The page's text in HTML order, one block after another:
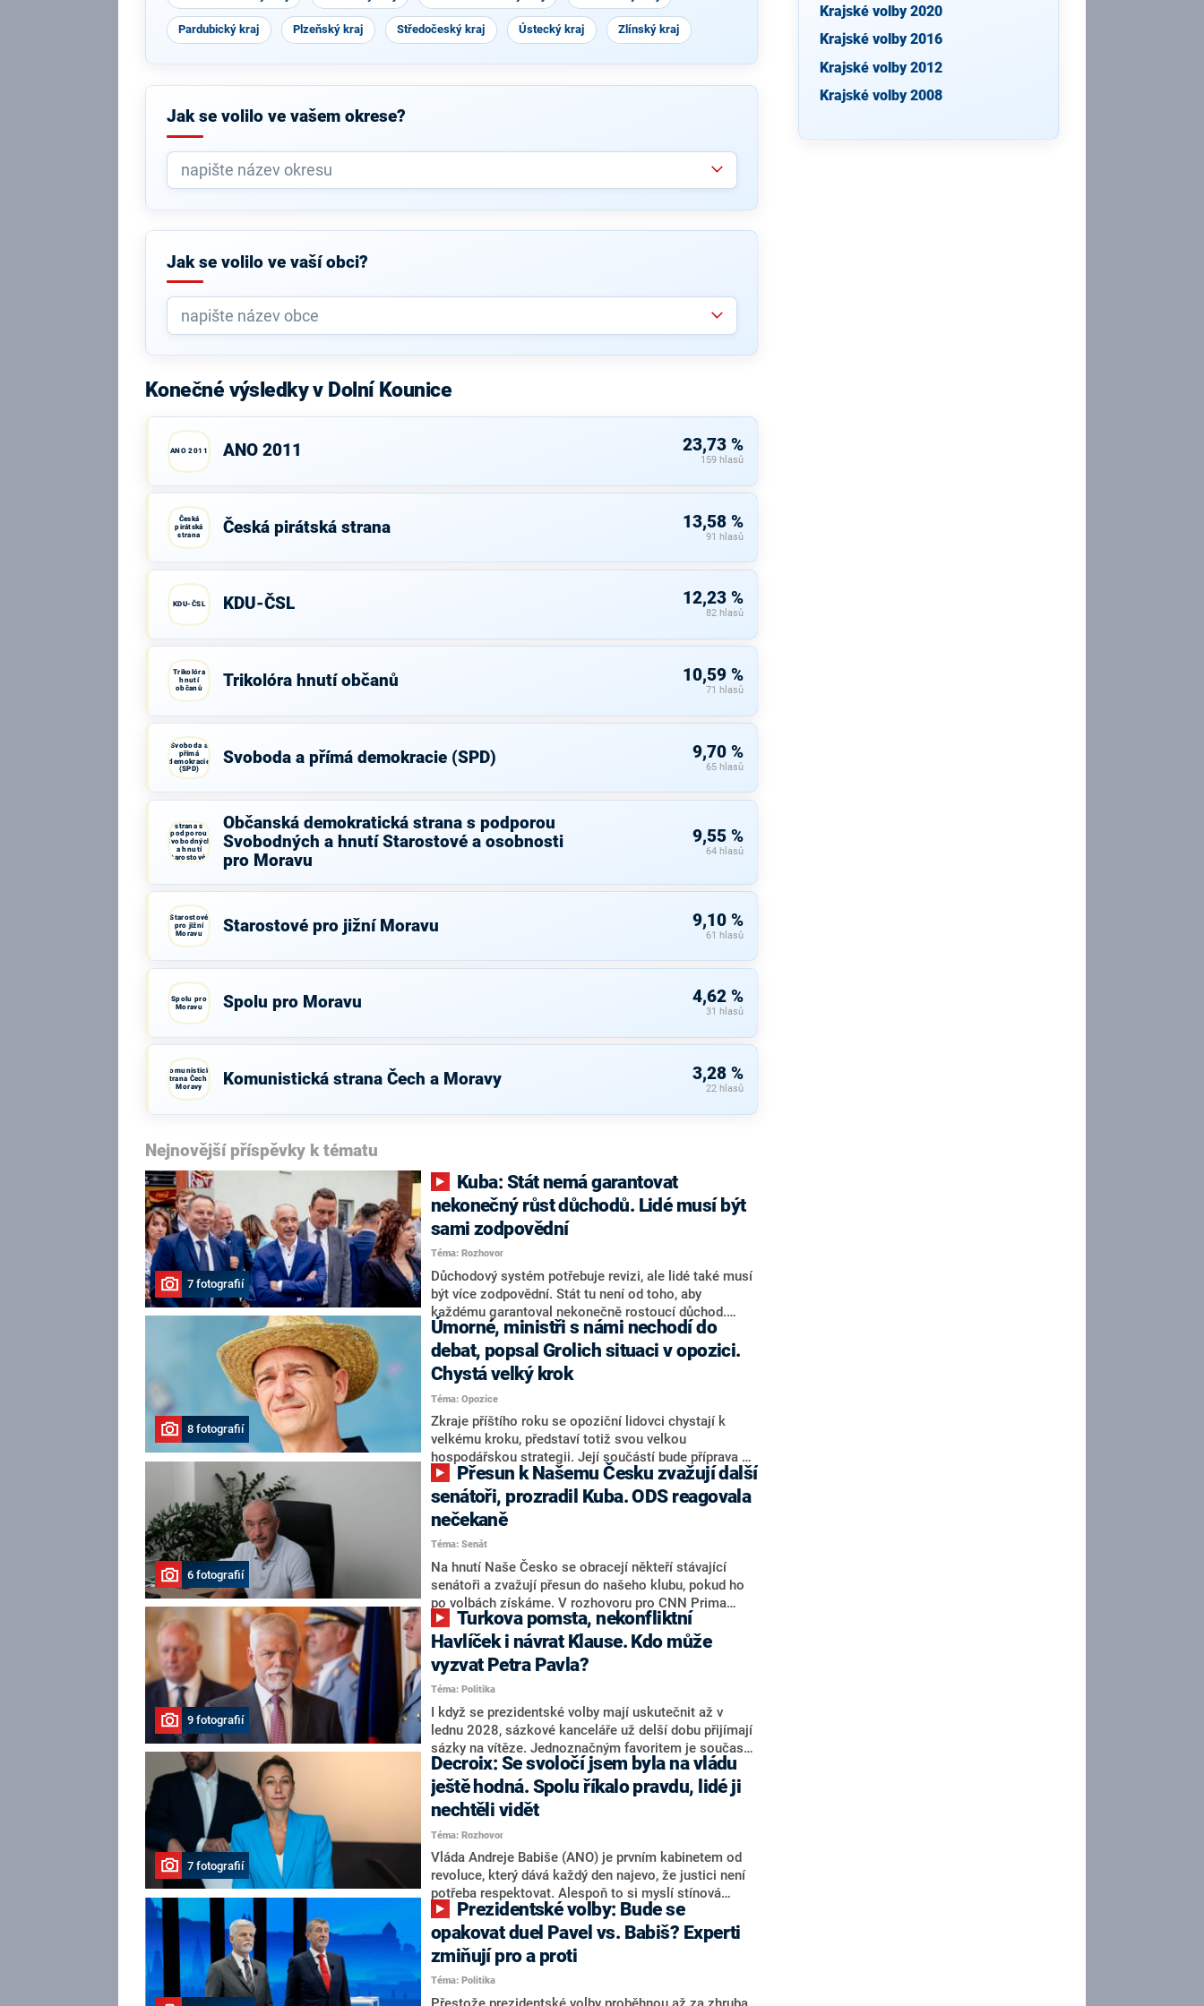
Pardubický kraj Plzeňský kraj Středočeský kraj Ústecký kraj Zlínský kraj
Jak se volilo ve vašem okrese?
Jak se volilo ve vaší obci?
Konečné výsledky v Dolní Kounice
ANO 2011 ANO 2011 23,73 %
159 hlasů
Česká
pirátská
strana
Česká pirátská strana 13,58 %
91 hlasů
KDU-ČSL KDU-ČSL 12,23 %
82 hlasů
Trikolóra
hnutí
občanů
Trikolóra hnutí občanů 10,59 %
71 hlasů
Svoboda a
přímá
demokracie
(SPD)
Svoboda a přímá demokracie (SPD) 9,70 %
65 hlasů
strana s
podporou
Svobodných
a hnutí
Starostové a
osobnosti
Občanská demokratická strana s podporou
Svobodných a hnutí Starostové a osobnosti
pro Moravu
9,55 %
64 hlasů
Starostové
pro jižní
Moravu
Starostové pro jižní Moravu 9,10 %
61 hlasů
Spolu pro
Moravu
Spolu pro Moravu 4,62 %
31 hlasů
Komunistická
strana Čech a
Moravy
Komunistická strana Čech a Moravy 3,28 %
22 hlasů
Nejnovější příspěvky k tématu
7 fotografií
nekonečný růst důchodů. Lidé musí být
sami zodpovědní
Téma: Rozhovor
Důchodový systém potřebuje revizi, ale lidé také musí
být více zodpovědní. Stát tu není od toho, aby
každému garantoval nekonečně rostoucí důchod.
Chybí tu nový systém a my ho představíme,řekl
hejtman Jihočeského kraje a předseda hnutí Naše
Česko Martin Kuba v rozhovoru pro CNN Prima NEWS.
V čele státu pak podle něj nemůže být člověk, který by
střetem zájmů omezoval čerpání financí a rozvoj,
dodal. Řešení u Andreje Babiše ale hodnotit nechtěl.
8 fotografií
Úmorné, ministři s námi nechodí do
debat, popsal Grolich situaci v opozici.
Chystá velký krok
Téma: Opozice
Zkraje příštího roku se opoziční lidovci chystají k
velkému kroku, představí totiž svou velkou
hospodářskou strategii. Její součástí bude příprava na
stárnutí populace, řekl ve středu na setkání s novináři
nový předseda lidovců Jan Grolich. Ten zároveň v
senátních volbách kandiduje ve Vyškově. Popsal i
aktivitu opozice, o níž vládní strany nebo političtí
komentátoři mluví jako o slabé a v defenzivě. „Je to
úmorná práce upozorňovat na chyby vlády. Ministři s
námi navíc nechodí do debat. Chceme ale ukazovat
svoje témata,“ odpověděl Grolich na dotaz CNN Prima
NEWS.
6 fotografií
senátoři, prozradil Kuba. ODS reagovala
nečekaně
Téma: Senát
Na hnutí Naše Česko se obracejí někteří stávající
senátoři a zvažují přesun do našeho klubu, pokud ho
po volbách získáme. V rozhovoru pro CNN Prima
NEWS to řekl zakladatel hnutí a jihočeský hejtman
Martin Kuba. Konkrétní nebyl, ale získat by takto mohl
například senátora Zdeňka Hrabu, který je dnes
součástí klubu ODS a TOP 09. Hraba to na dotaz
redakce nevyloučil. Předseda klubu senátorů ODS
Zdeněk Nytra redakci řekl, že počítá s odchodem
některých senátorů z klubu a že Naše Česko není
nepřítel, ale soupeř.
9 fotografií
Havlíček i návrat Klause. Kdo může
vyzvat Petra Pavla?
Téma: Politika
I když se prezidentské volby mají uskutečnit až v
lednu 2028, sázkové kanceláře už delší dobu přijímají
sázky na vítěze. Jednoznačným favoritem je současná
hlava státu Petr Pavel. Daleko za ním pak bookmakeři
zmiňují dva výrazné politiky ANO, tedy premiéra
Andreje Babiše a ministra průmyslu Karla Havlíčka.
Oblíbeným tipem samotných sázkařů je poslanec za
Motoristy Filip Turek. Politolog Jan Kubáček nicméně
o případné kandidatuře kohokoliv ze zmíněné trojice
značně pochybuje. Podle něj současná koalice dosud
nemá osobu, která by Pavlovi mohla konkurovat.
7 fotografií
Decroix: Se svoločí jsem byla na vládu
ještě hodná. Spolu říkalo pravdu, lidé ji
nechtěli vidět
Téma: Rozhovor
Vláda Andreje Babiše (ANO) je prvním kabinetem od
revoluce, který dává každý den najevo, že justici není
potřeba respektovat. Alespoň to si myslí stínová
ministryně spravedlnosti ODS Eva Decroix. V
rozhovoru pro CNN Prima NEWS si nebrala servítky
ohledně politického výkonu svého nástupce Jeronýma
Tejce (za ANO) či vládní zmocněnkyně pro lidská
práva Taťány Malé (ANO). Označením „svoloč“ na
adresu vlády prý byla ještě hodná. Decroix se také
opakovat duel Pavel vs. Babiš? Experti
zmiňují pro a proti
Téma: Politika
Krajské volby 2020
Krajské volby 2016
Krajské volby 2012
Krajské volby 2008